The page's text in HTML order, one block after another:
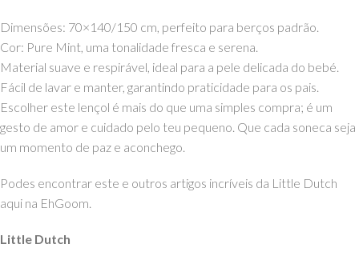
Dimensões: 70×140/150 cm, perfeito para berços padrão.
Cor: Pure Mint, uma tonalidade fresca e serena.
Material suave e respirável, ideal para a pele delicada do bebé.
Fácil de lavar e manter, garantindo praticidade para os pais.
Escolher este lençol é mais do que uma simples compra; é um
gesto de amor e cuidado pelo teu pequeno. Que cada soneca seja
um momento de paz e aconchego.
Podes encontrar este e outros artigos incríveis da Little Dutch
aqui na EhGoom.
Little Dutch